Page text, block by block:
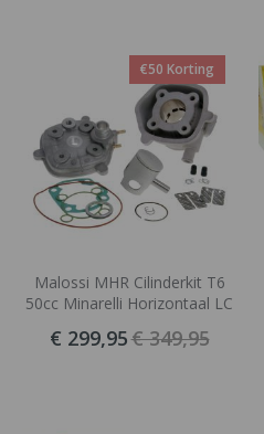
€50 Korting
Malossi MHR Cilinderkit T6
50cc Minarelli Horizontaal LC
€ 299,95€ 349,95